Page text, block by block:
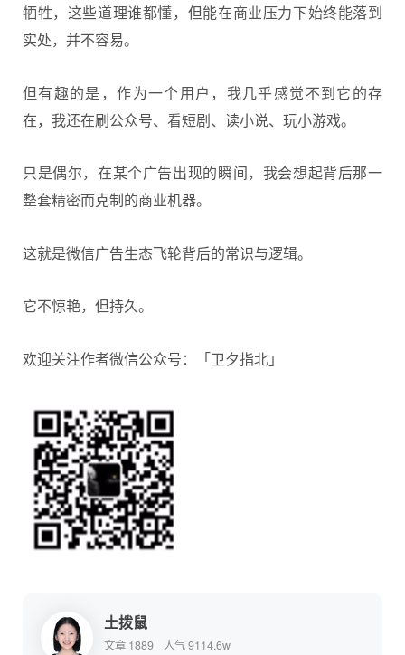
牺牲，这些道理谁都懂，但能在商业压力下始终能落到
实处，并不容易。
但有趣的是，作为一个用户，我几乎感觉不到它的存
在，我还在刷公众号、看短剧、读小说、玩小游戏。
只是偶尔，在某个广告出现的瞬间，我会想起背后那一
整套精密而克制的商业机器。
这就是微信广告生态飞轮背后的常识与逻辑。
它不惊艳，但持久。
欢迎关注作者微信公众号：「卫夕指北」
土拨鼠
文章 1889 人气 9114.6w